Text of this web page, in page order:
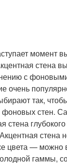
момент
стена
с
очень
так,
фоновых стен.
стена
стена
цвета — можно
гаммы,